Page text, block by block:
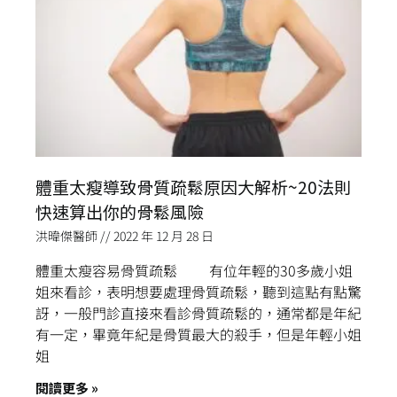
體重太瘦導致骨質疏鬆原因大解析~20法則
快速算出你的骨鬆風險
洪暐傑醫師 2022 年 12 月 28 日
體重太瘦容易骨質疏鬆 有位年輕的30多歲小姐
姐來看診，表明想要處理骨質疏鬆，聽到這點有點驚
訝，一般門診直接來看診骨質疏鬆的，通常都是年紀
有一定，畢竟年紀是骨質最大的殺手，但是年輕小姐
姐
閱讀更多 »